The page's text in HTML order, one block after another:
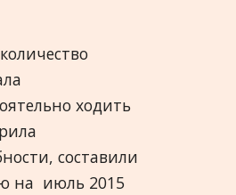
मराठी
ходить
составили
на июль 2015